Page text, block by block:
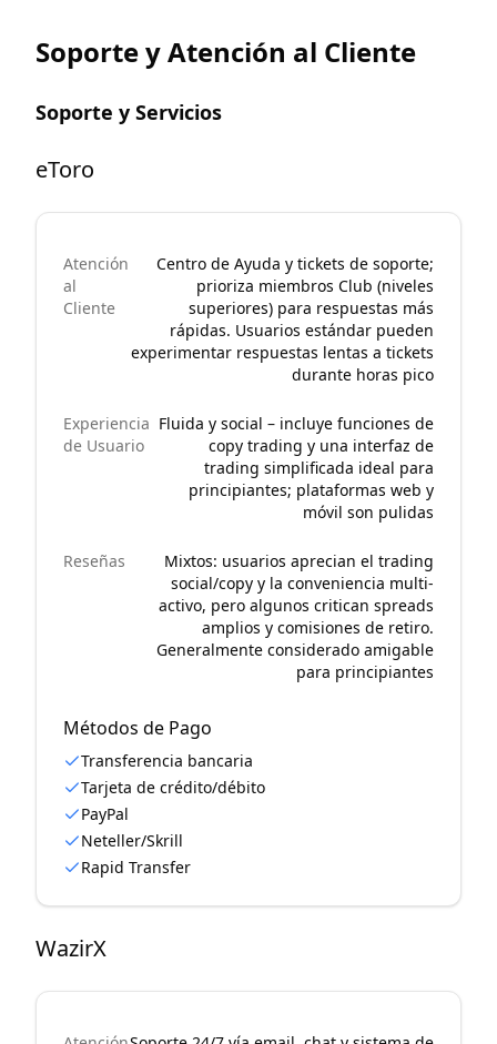
Soporte y Atención al Cliente
Soporte y Servicios
eToro
Atención
al
Cliente
Centro de Ayuda y tickets de soporte;
prioriza miembros Club (niveles
superiores) para respuestas más
rápidas. Usuarios estándar pueden
experimentar respuestas lentas a tickets
durante horas pico
Experiencia
de Usuario
Fluida y social – incluye funciones de
copy trading y una interfaz de
trading simplificada ideal para
principiantes; plataformas web y
móvil son pulidas
Reseñas
Mixtos: usuarios aprecian el trading
social/copy y la conveniencia multi-
activo, pero algunos critican spreads
amplios y comisiones de retiro.
Generalmente considerado amigable
para principiantes
Métodos de Pago
Transferencia bancaria
Tarjeta de crédito/débito
PayPal
Neteller/Skrill
Rapid Transfer
WazirX